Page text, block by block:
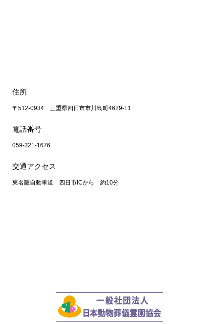
住所
〒512-0934 三重県四日市市川島町4629-11
電話番号
059-321-1676
交通アクセス
東名阪自動車道 四日市ICから 約10分